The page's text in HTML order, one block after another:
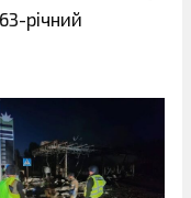
річний